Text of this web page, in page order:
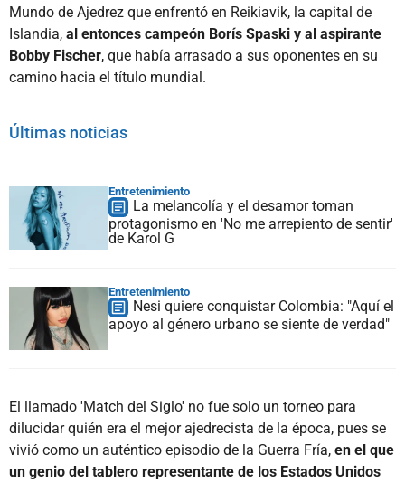
Mundo de Ajedrez que enfrentó en Reikiavik, la capital de
Islandia, al entonces campeón Borís Spaski y al aspirante
Bobby Fischer, que había arrasado a sus oponentes en su
camino hacia el título mundial.
Últimas noticias
Entretenimiento
La melancolía y el desamor toman
protagonismo en 'No me arrepiento de sentir'
de Karol G
Entretenimiento
Nesi quiere conquistar Colombia: "Aquí el
apoyo al género urbano se siente de verdad"
El llamado 'Match del Siglo' no fue solo un torneo para
dilucidar quién era el mejor ajedrecista de la época, pues se
vivió como un auténtico episodio de la Guerra Fría, en el que
un genio del tablero representante de los Estados Unidos